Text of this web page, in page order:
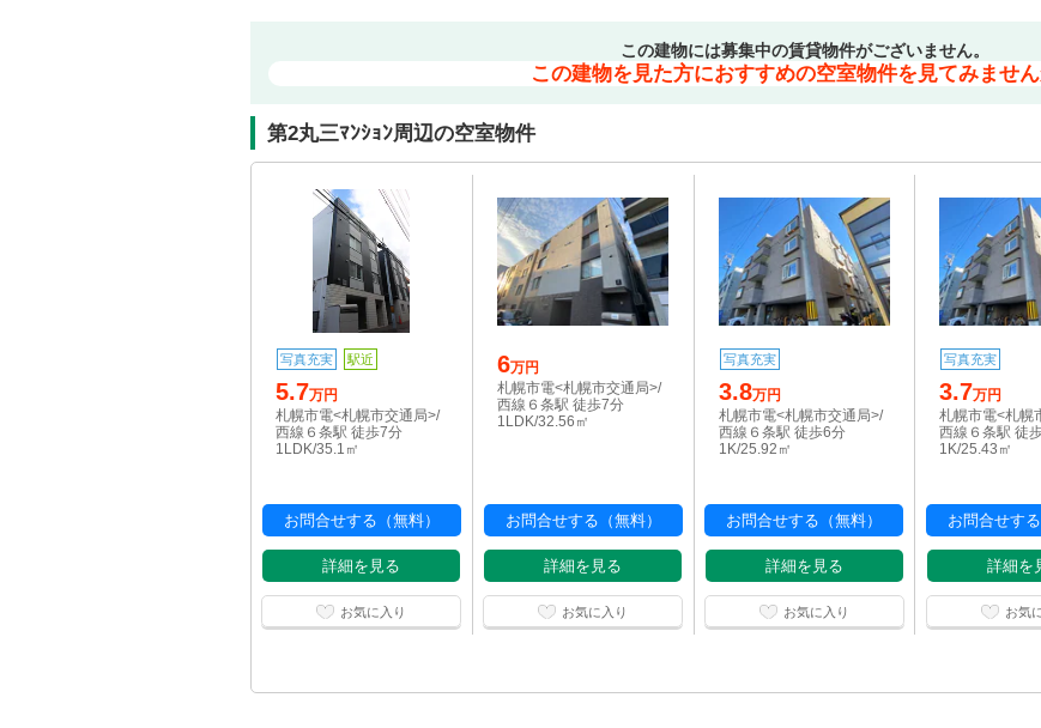
この建物には募集中の賃貸物件がございません。
この建物を見た方におすすめの空室物件を見てみません
第2丸三ﾏﾝｼｮﾝ周辺の空室物件
写真充実 駅近
5.7万円
札幌市電<札幌市交通局>/
西線６条駅 徒歩7分
1LDK/35.1㎡
お問合せする（無料）
詳細を見る
お気に入り
6万円
札幌市電<札幌市交通局>/
西線６条駅 徒歩7分
1LDK/32.56㎡
お問合せする（無料）
詳細を見る
お気に入り
写真充実
3.8万円
札幌市電<札幌市交通局>/
西線６条駅 徒歩6分
1K/25.92㎡
お問合せする（無料）
詳細を見る
お気に入り
写真充実
3.7万円
札幌市電<札幌
西線６条駅 徒
1K/25.43㎡
お問合せする
詳細を
お気